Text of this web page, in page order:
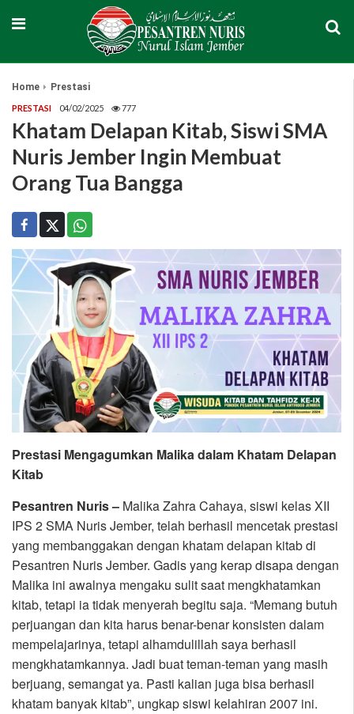
Home Prestasi
PRESTASI 04/02/2025 777
Khatam Delapan Kitab, Siswi SMA
Nuris Jember Ingin Membuat
Orang Tua Bangga
Prestasi Mengagumkan Malika dalam Khatam Delapan
Kitab
Pesantren Nuris – Malika Zahra Cahaya, siswi kelas XII
IPS 2 SMA Nuris Jember, telah berhasil mencetak prestasi
yang membanggakan dengan khatam delapan kitab di
Pesantren Nuris Jember. Gadis yang kerap disapa dengan
Malika ini awalnya mengaku sulit saat mengkhatamkan
kitab, tetapi ia tidak menyerah begitu saja. “Memang butuh
perjuangan dan kita harus benar-benar konsisten dalam
mempelajarinya, tetapi alhamdulillah saya berhasil
mengkhatamkannya. Jadi buat teman-teman yang masih
berjuang, semangat ya. Pasti kalian juga bisa berhasil
khatam banyak kitab”, ungkap siswi kelahiran 2007 ini.